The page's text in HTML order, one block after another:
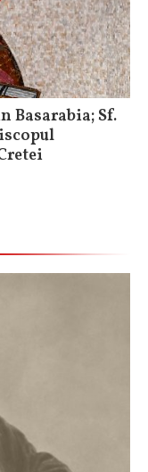
Basarabia; Sf.